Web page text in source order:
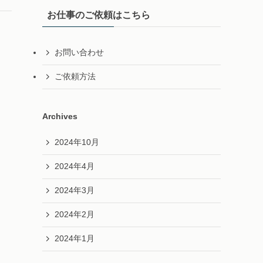
お仕事のご依頼はこちら
お問い合わせ
ご依頼方法
Archives
2024年10月
2024年4月
2024年3月
2024年2月
2024年1月